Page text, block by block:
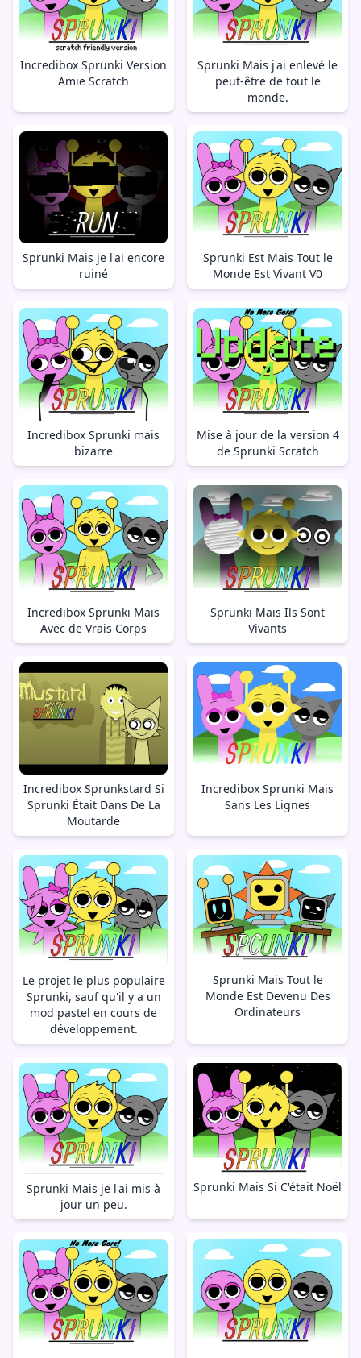
Incredibox Sprunki Version
Amie Scratch
Sprunki Mais j'ai enlevé le
peut-être de tout le
monde.
Sprunki Mais je l'ai encore
ruiné
Sprunki Est Mais Tout le
Monde Est Vivant V0
Incredibox Sprunki mais
bizarre
Mise à jour de la version 4
de Sprunki Scratch
Incredibox Sprunki Mais
Avec de Vrais Corps
Sprunki Mais Ils Sont
Vivants
Incredibox Sprunkstard Si
Sprunki Était Dans De La
Moutarde
Incredibox Sprunki Mais
Sans Les Lignes
Le projet le plus populaire
Sprunki, sauf qu'il y a un
mod pastel en cours de
développement.
Sprunki Mais Tout le
Monde Est Devenu Des
Ordinateurs
Sprunki Mais je l'ai mis à
jour un peu.
Sprunki Mais Si C'était Noël